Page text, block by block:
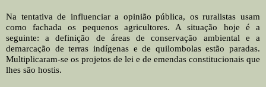
Na tentativa de influenciar a opinião pública, os ruralistas usam
como fachada os pequenos agricultores. A situação hoje é a
seguinte: a definição de áreas de conservação ambiental e a
demarcação de terras indígenas e de quilombolas estão paradas.
Multiplicaram-se os projetos de lei e de emendas constitucionais que
lhes são hostis.